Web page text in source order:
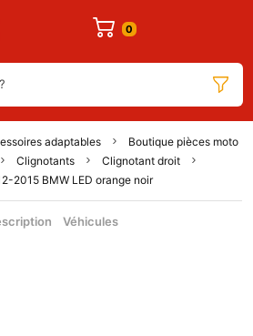
adaptables
Boutique pièces moto
Clignotants
Clignotant droit
2015 BMW LED orange noir
Véhicules